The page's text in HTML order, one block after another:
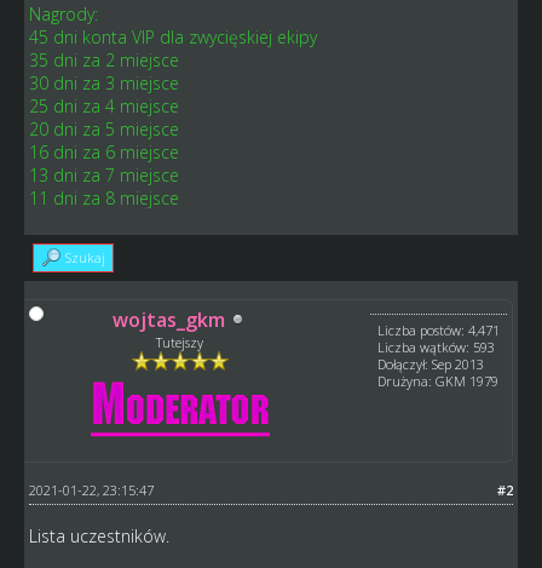
Nagrody:
45 dni konta VIP dla zwycięskiej ekipy
35 dni za 2 miejsce
30 dni za 3 miejsce
25 dni za 4 miejsce
20 dni za 5 miejsce
16 dni za 6 miejsce
13 dni za 7 miejsce
11 dni za 8 miejsce
Szukaj
wojtas_gkm
Tutejszy
Liczba postów: 4,471
Liczba wątków: 593
Dołączył: Sep 2013
Drużyna: GKM 1979
#2
2021-01-22, 23:15:47
Lista uczestników.